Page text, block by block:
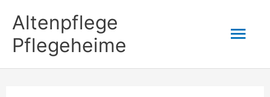
Inhalt
springen
Altenpflege
Pflegeheime